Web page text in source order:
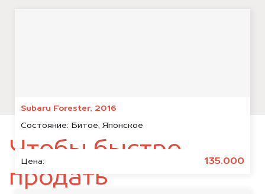
Subaru Forester, 2016
Состояние: Битое, Японское
Цена: 135.000
Чтобы быстро
продать